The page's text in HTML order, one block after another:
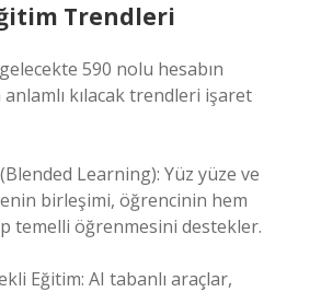
Trendleri
590 nolu hesabın
kılacak trendleri işaret
Learning): Yüz yüze ve
birleşimi, öğrencinin hem
temelli öğrenmesini destekler.
Eğitim: AI tabanlı araçlar,